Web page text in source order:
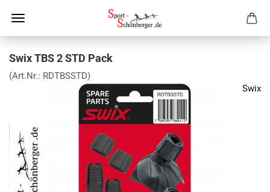
Swix TBS 2 STD Pack
(Art.Nr.: RDTBSSTD)
Swix